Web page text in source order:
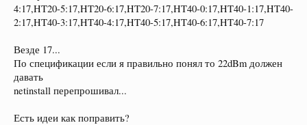
4:17,HT20-5:17,HT20-6:17,HT20-7:17,HT40-0:17,HT40-1:17,HT40-
2:17,HT40-3:17,HT40-4:17,HT40-5:17,HT40-6:17,HT40-7:17
Везде 17...
По спецификации если я правильно понял то 22dBm должен
давать
netinstall перепрошивал...
Есть идеи как поправить?